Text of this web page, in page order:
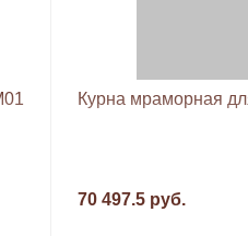
Курна мраморная
70 497.5 руб.